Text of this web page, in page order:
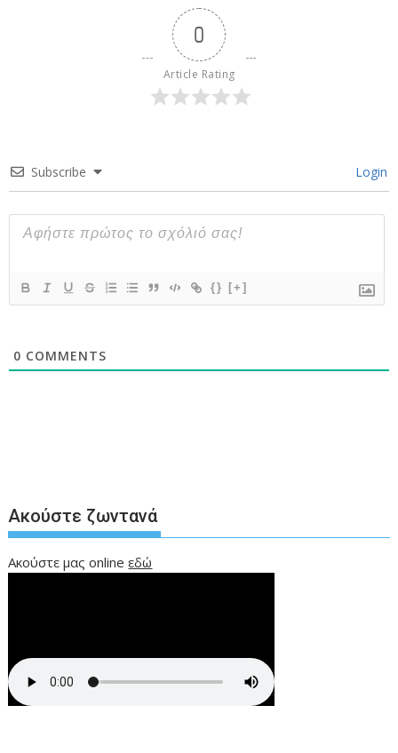
0
Article Rating
Subscribe Login
{} [+]
0 COMMENTS
Ακούστε ζωντανά
Ακούστε μας onlineεδώ